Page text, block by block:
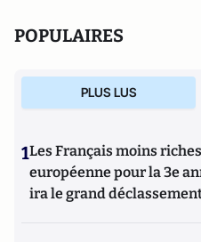
POPULAIRES
PLUS LUS
1Les Français moins
européenne pour la 3e
ira le grand